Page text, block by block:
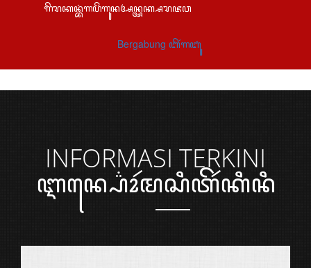
ꦒꦼꦫꦏꦤ꧀ꦧꦁꦒꦥꦼꦁꦒꦸꦤꦄꦤ꧀ꦄꦏ꧀ꦱꦫꦗꦮ
Bergabung ꦧꦼꦂꦒꦧꦸꦁ
INFORMASI TERKINI
ꦆꦤ꧀ꦥ꦳ꦺꦴꦂꦩꦱꦶꦠꦼꦂꦏꦶꦤꦶ